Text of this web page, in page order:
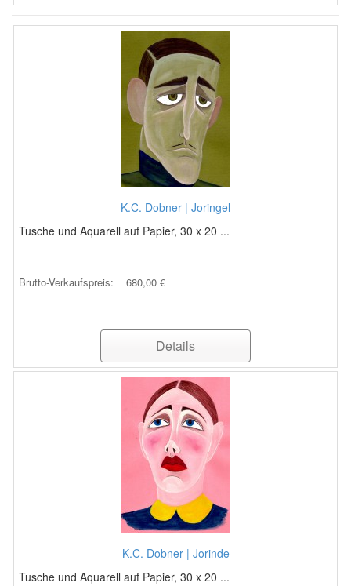
K.C. Dobner | Joringel
Tusche und Aquarell auf Papier, 30 x 20 ...
Brutto-Verkaufspreis: 680,00 €
Details
K.C. Dobner | Jorinde
Tusche und Aquarell auf Papier, 30 x 20 ...